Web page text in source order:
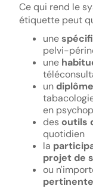
Ce qui rend le
étiquette peut
une
pelvi-
une
un
en
des outils
quotidien
la
projet de
ou